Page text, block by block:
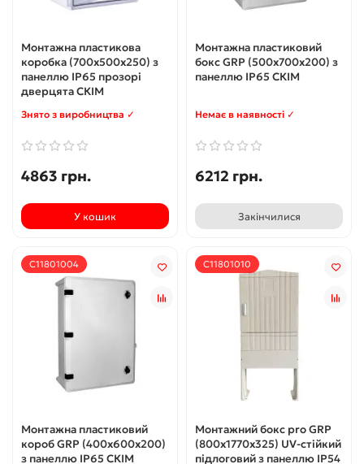
Монтажна пластикова
коробка (700x500x250) з
панеллю IP65 прозорі
дверцята СКІМ
Знято з виробництва ✓
4863 грн.
У кошик
Монтажна пластиковий
бокс GRP (500х700х200) з
панеллю IP65 СКІМ
Немає в наявності ✓
6212 грн.
Закінчилися
С11801004
Монтажна пластиковий
короб GRP (400х600х200)
з панеллю IP65 СКІМ
С11801010
Монтажний бокс pro GRP
(800x1770x325) UV-стійкий
підлоговий з панеллю IP54